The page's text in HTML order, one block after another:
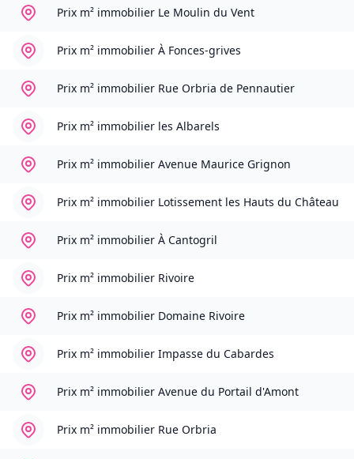
Prix m² immobilier Le Moulin du Vent
Prix m² immobilier À Fonces-grives
Prix m² immobilier Rue Orbria de Pennautier
Prix m² immobilier les Albarels
Prix m² immobilier Avenue Maurice Grignon
Prix m² immobilier Lotissement les Hauts du Château
Prix m² immobilier À Cantogril
Prix m² immobilier Rivoire
Prix m² immobilier Domaine Rivoire
Prix m² immobilier Impasse du Cabardes
Prix m² immobilier Avenue du Portail d'Amont
Prix m² immobilier Rue Orbria